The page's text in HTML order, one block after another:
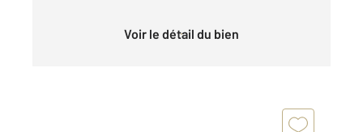
Voir le détail du bien